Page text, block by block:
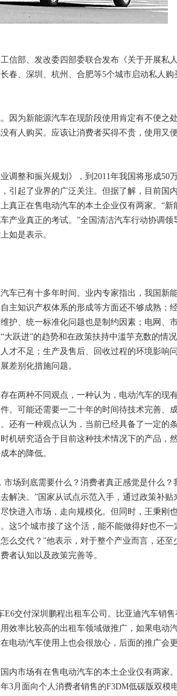
部、发改委四部委联合发布《关于开展私
春、深圳、杭州、合肥等5个城市启动私人购
为新能源汽车在现阶段使用肯定有不便之
有人购买。应该让消费者买得不贵，使用又
整和振兴规划》，到2011年我国将形成50
引起了业界的广泛关注。但据了解，目前国
真正在售电动汽车的本土企业仅有两家。“新
产业真正的考试。”全国清洁汽车行动协调领
如是表示。
已有十多年时间。业内专家指出，我国新
主知识产权体系的形成等方面还不够成熟；
护、统一标准化问题也是制约因素；电网、
跃进”的趋势和在政策扶持中滥竽充数的情况
才不足；生产及售后、回收过程的环境影响
差别化措施问题。
两种不同观点，一种认为，电动汽车的现
。可能还需要一二十年的时间待技术完善、
还有一种观点认为，当前已经具备了一定的
机研究适合于目前这种技术情况下的产品，
本的降低。
场到底需要什么？消费者真正感觉是什么？
解决。”国家从试点示范入手，通过政策补贴
快进入市场，走向规模化。但同时，王秉刚
这5个城市接了这个活，能不能做得好也不一
么交代？”他表示，对于整个产业而言，还至
者认知以及政策完善等。
交付深圳鹏程出租车公司。比亚迪汽车销售
效率比较高的出租车领域做推广，如果电动
电动汽车使用上也会很放心，后面的推广会更
市场有在售电动汽车的本土企业仅有两家
3月面向个人消费者销售的F3DM低碳版双模